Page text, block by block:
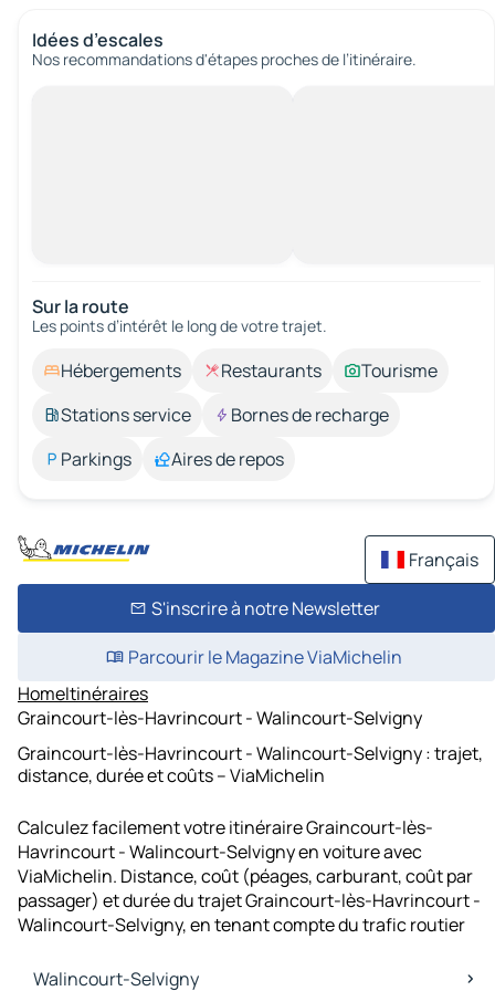
Idées d’escales
Nos recommandations d'étapes proches de l’itinéraire.
Sur la route
Les points d’intérêt le long de votre trajet.
Hébergements Restaurants
Tourisme
Stations service
Bornes de recharge
Parkings
Aires de repos
Français
S'inscrire à notre Newsletter
Parcourir le Magazine ViaMichelin
HomeItinéraires
Graincourt-lès-Havrincourt - Walincourt-Selvigny
Graincourt-lès-Havrincourt - Walincourt-Selvigny : trajet,
distance, durée et coûts – ViaMichelin
Calculez facilement votre itinéraire Graincourt-lès-
Havrincourt - Walincourt-Selvigny en voiture avec
ViaMichelin. Distance, coût (péages, carburant, coût par
passager) et durée du trajet Graincourt-lès-Havrincourt -
Walincourt-Selvigny, en tenant compte du trafic routier
Walincourt-Selvigny